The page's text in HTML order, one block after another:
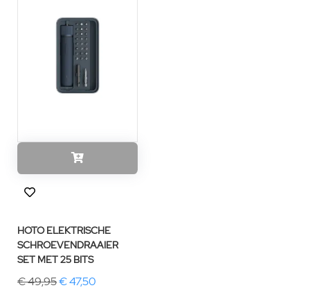
HOTO ELEKTRISCHE
SCHROEVENDRAAIER
SET MET 25 BITS
€ 49,95€ 47,50